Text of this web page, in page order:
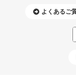
よくあるご